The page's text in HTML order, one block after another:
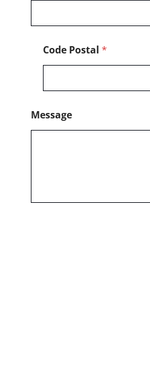
Code Postal *
Message